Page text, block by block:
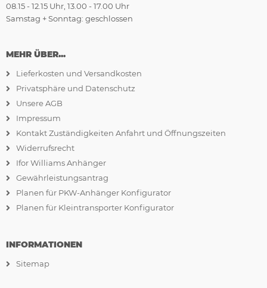
08.15 - 12.15 Uhr, 13.00 - 17.00 Uhr
Samstag + Sonntag: geschlossen
MEHR ÜBER...
Lieferkosten und Versandkosten
Privatsphäre und Datenschutz
Unsere AGB
Impressum
Kontakt Zuständigkeiten Anfahrt und Öffnungszeiten
Widerrufsrecht
Ifor Williams Anhänger
Gewährleistungsantrag
Planen für PKW-Anhänger Konfigurator
Planen für Kleintransporter Konfigurator
INFORMATIONEN
Sitemap